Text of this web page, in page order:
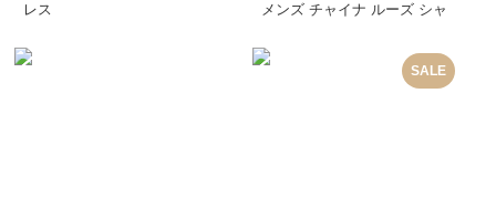
レス
メンズ チャイナ ルーズ シャ
SALE